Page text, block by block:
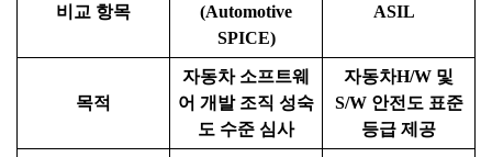
비교 항목
(Automotive
SPICE)
ASIL
목적
자동차 소프트웨
어 개발 조직 성숙
도 수준 심사
자동차H/W 및
S/W 안전도 표준
등급 제공